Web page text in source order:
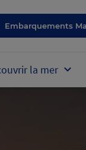
Embarquements
la mer